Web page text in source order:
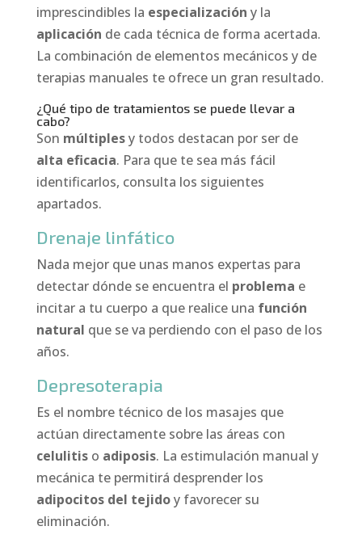
imprescindibles la especialización y la
aplicación de cada técnica de forma acertada.
La combinación de elementos mecánicos y de
terapias manuales te ofrece un gran resultado.
¿Qué tipo de tratamientos se puede llevar a
cabo?
Son múltiplesy todos destacan por ser de
alta eficacia. Para que te sea más fácil
identificarlos, consulta los siguientes
apartados.
Drenaje linfático
Nada mejor que unas manos expertas para
detectar dónde se encuentra el problema e
incitar a tu cuerpo a que realice una función
natural que se va perdiendo con el paso de los
años.
Depresoterapia
Es el nombre técnico de los masajes que
actúan directamente sobre las áreas con
celulitis o adiposis. La estimulación manual y
mecánica te permitirá desprender los
adipocitos del tejidoy favorecer su
eliminación.